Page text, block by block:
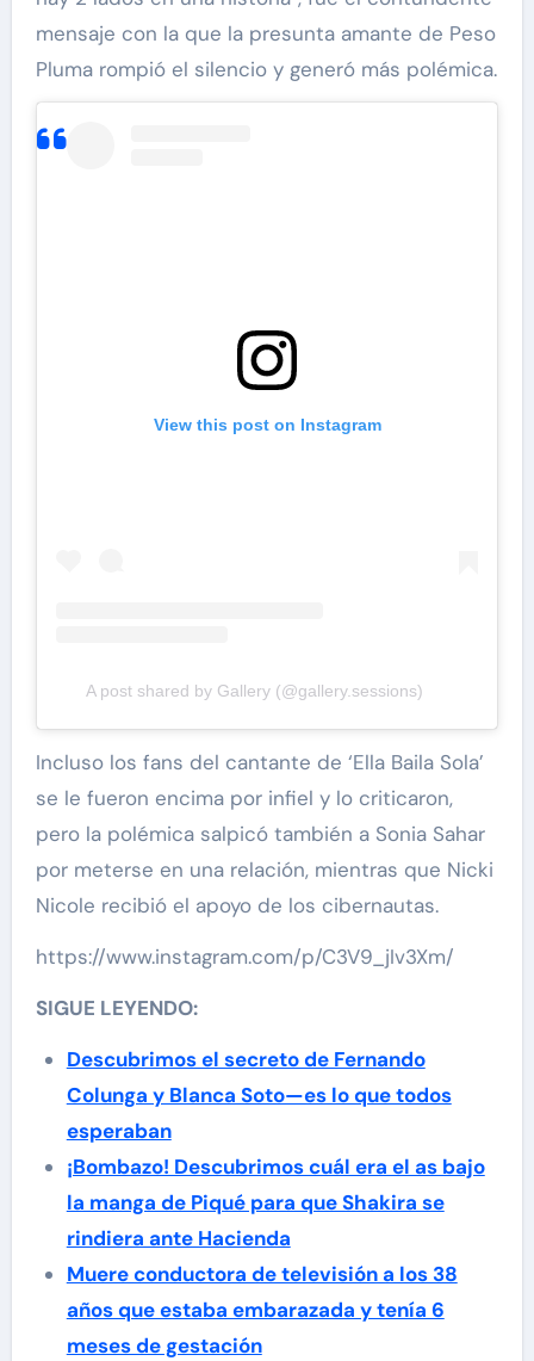
mensaje con la que la presunta amante de Peso
Pluma rompió el silencio y generó más polémica.
View this post on Instagram
A post shared by Gallery (@gallery.sessions)
Incluso los fans del cantante de ‘Ella Baila Sola’
se le fueron encima por infiel y lo criticaron,
pero la polémica salpicó también a Sonia Sahar
por meterse en una relación, mientras que Nicki
Nicole recibió el apoyo de los cibernautas.
https://www.instagram.com/p/C3V9_jIv3Xm/
SIGUE LEYENDO:
Descubrimos el secreto de Fernando
Colunga y Blanca Soto—es lo que todos
esperaban
¡Bombazo! Descubrimos cuál era el as bajo
la manga de Piqué para que Shakira se
rindiera ante Hacienda
Muere conductora de televisión a los 38
años que estaba embarazada y tenía 6
meses de gestación